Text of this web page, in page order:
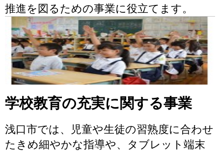
推進を図るための事業に役立てます。
学校教育の充実に関する事業
浅口市では、児童や生徒の習熟度に合わせ
たきめ細やかな指導や、タブレット端末